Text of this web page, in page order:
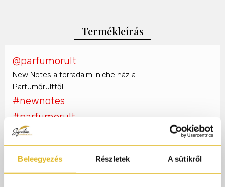
Beleegyezés Részletek A sütikről
Termékleírás
@parfumorult
New Notes a forradalmi niche ház a
Parfümőrülttől!
#newnotes
#parfumorult
#zeniche
#akigalamandarino
#caramellovanilla